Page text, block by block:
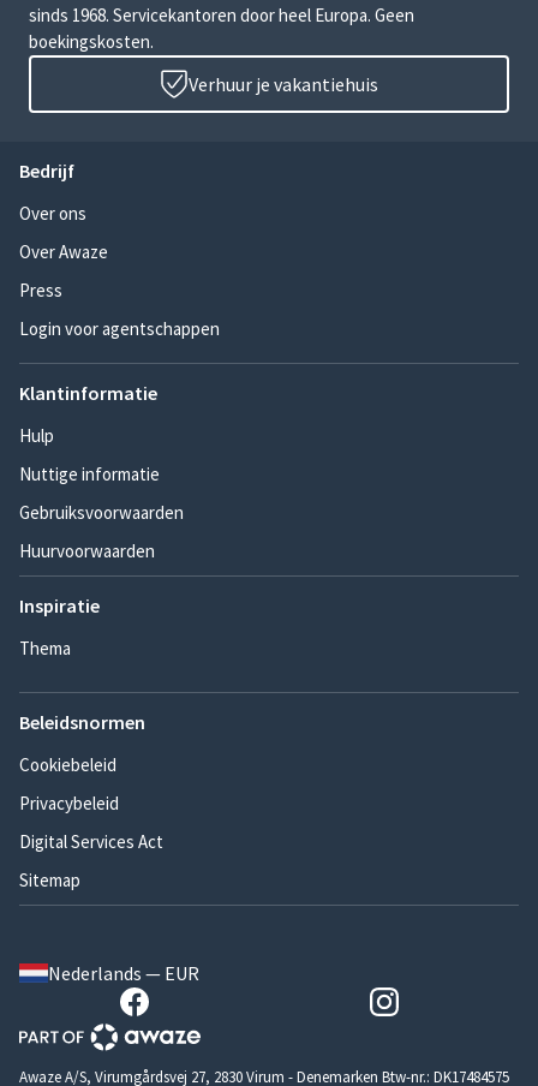
sinds 1968. Servicekantoren door heel Europa. Geen
boekingskosten.
Verhuur je vakantiehuis
Bedrijf
Over ons
Over Awaze
Press
Login voor agentschappen
Klantinformatie
Hulp
Nuttige informatie
Gebruiksvoorwaarden
Huurvoorwaarden
Inspiratie
Thema
Beleidsnormen
Cookiebeleid
Privacybeleid
Digital Services Act
Sitemap
Nederlands — EUR
Awaze A/S, Virumgårdsvej 27, 2830 Virum - Denemarken Btw-nr.: DK17484575